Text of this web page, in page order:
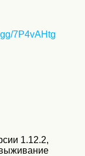
7P4vAHtg
1.12.2,